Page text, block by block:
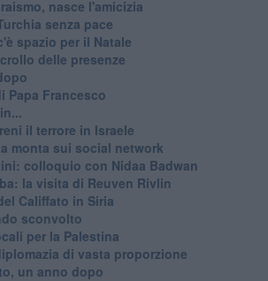
nasce l'amicizia
senza pace
spazio per il Natale
delle presenze
Papa Francesco
il terrore in Israele
monta sui social network
colloquio con Nidaa Badwan
la visita di Reuven Rivlin
Califfato in Siria
sconvolto
per la Palestina
di vasta proporzione
un anno dopo